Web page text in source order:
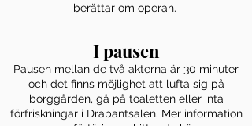
berättar om operan.
I pausen
Pausen mellan de två akterna är 30 minuter
och det finns möjlighet att lufta sig på
borggården, gå på toaletten eller inta
förfriskningar i Drabantsalen. Mer information